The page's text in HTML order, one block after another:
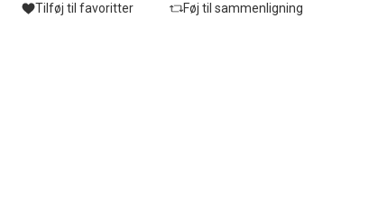
Tilføj til favoritter Føj til sammenligning